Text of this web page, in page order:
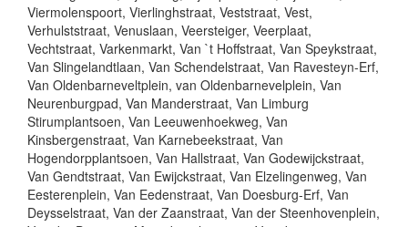
Viermolenspoort, Vierlinghstraat, Veststraat, Vest,
Verhulststraat, Venuslaan, Veersteiger, Veerplaat,
Vechtstraat, Varkenmarkt, Van `t Hoffstraat, Van Speykstraat,
Van Slingelandtlaan, Van Schendelstraat, Van Ravesteyn-Erf,
Van Oldenbarneveltplein, van Oldenbarnevelplein, Van
Neurenburgpad, Van Manderstraat, Van Limburg
Stirumplantsoen, Van Leeuwenhoekweg, Van
Kinsbergenstraat, Van Karnebeekstraat, Van
Hogendorpplantsoen, Van Hallstraat, Van Godewijckstraat,
Van Gendtstraat, Van Ewijckstraat, Van Elzelingenweg, Van
Eesterenplein, Van Eedenstraat, Van Doesburg-Erf, Van
Deysselstraat, Van der Zaanstraat, Van der Steenhovenplein,